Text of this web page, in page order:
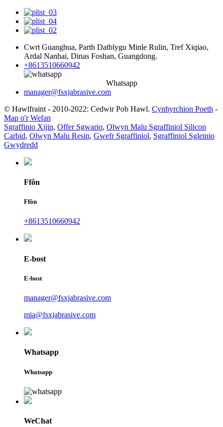
Cwrt Guanghua, Parth Datblygu Minle Rulin, Tref Xiqiao,
Ardal Nanhai, Dinas Foshan, Guangdong.
+8613510660942
Whatsapp
manager@fsxjabrasive.com
© Hawlfraint - 2010-2022: Cedwir Pob Hawl. Cynhyrchion Poeth -
Map o'r Wefan
Sgraffinio Xijin, Offer Sgwario, Olwyn Malu Sgraffiniol Silicon
Carbid, Olwyn Malu Resin, Gwefr Sgraffiniol, Sgraffiniol Sgleinio
Gwydredd
Ffôn
Ffôn
+8613510660942
E-bost
E-bost
manager@fsxjabrasive.com
mia@fsxjabrasive.com
Whatsapp
Whatsapp
WeChat